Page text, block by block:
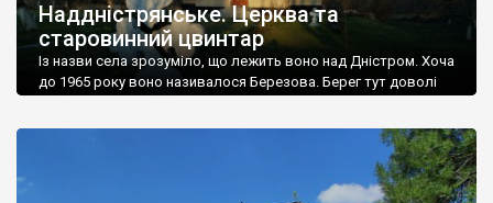
Наддністрянське. Церква та
старовинний цвинтар
Із назви села зрозуміло, що лежить воно над Дністром. Хоча
до 1965 року воно називалося Березова. Берег тут доволі
Наддністрянське відрізняється від більшості навколишніх
сіл. У селі є мурована Михайлівська церква. Точної дати […]